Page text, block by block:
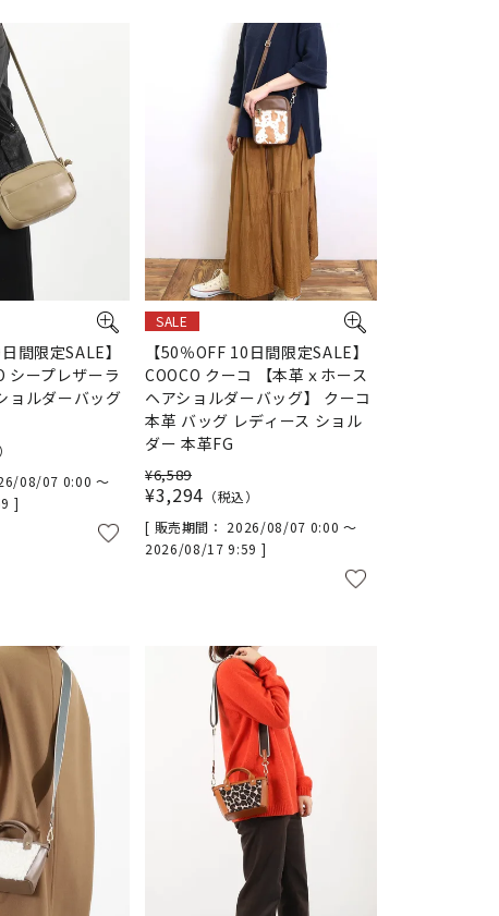
間限定SALE】
シープレザーラ
ョルダーバッグ
08/07 0:00〜
SALE
【50％OFF 10日間限定SALE】
COOCO クーコ 【本革ｘホース
ヘアショルダーバッグ】 クーコ
本革 バッグ レディース ショル
ダー 本革FG
¥6,589
¥3,294
税込
販売期間
2026/08/07 0:00 〜
2026/08/17 9:59